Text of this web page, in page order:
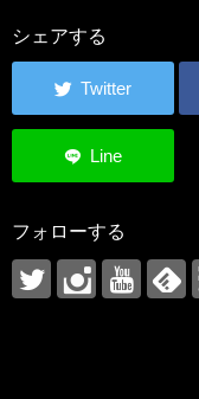
シェアする
フォローする